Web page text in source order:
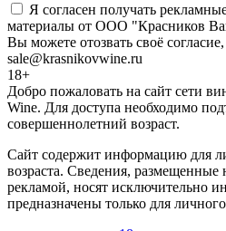
Я согласен получать
материалы от ООО "Красников
Вы можете отозвать своё
sale@krasnikovwine.ru
18+
Добро пожаловать на сайт сети
Wine. Для доступа необходимо
совершеннолетний возраст.
Сайт содержит информацию для
возраста. Сведения, размещенные
рекламой, носят исключительно
предназначены только для